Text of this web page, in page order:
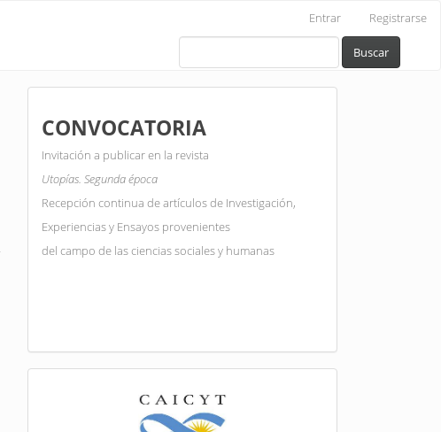
Entrar Registrarse
Buscar
CONVOCATORIA
Invitación a publicar en la revista
Utopías. Segunda época
Recepción continua de artículos de Investigación,
Experiencias y Ensayos provenientes
del campo de las ciencias sociales y humanas